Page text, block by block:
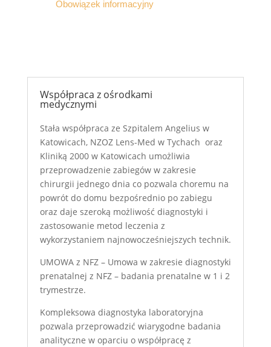
Obowiązek informacyjny
Współpraca z ośrodkami
medycznymi
Stała współpraca ze Szpitalem Angelius w
Katowicach, NZOZ Lens-Med w Tychach oraz
Kliniką 2000 w Katowicach umożliwia
przeprowadzenie zabiegów w zakresie
chirurgii jednego dnia co pozwala choremu na
powrót do domu bezpośrednio po zabiegu
oraz daje szeroką możliwość diagnostyki i
zastosowanie metod leczenia z
wykorzystaniem najnowocześniejszych technik.
UMOWA z NFZ – Umowa w zakresie diagnostyki
prenatalnej z NFZ – badania prenatalne w 1 i 2
trymestrze.
Kompleksowa diagnostyka laboratoryjna
pozwala przeprowadzić wiarygodne badania
analityczne w oparciu o współpracę z